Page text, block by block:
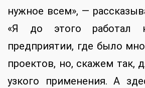
нужное всем», —
«Я до этого работал
предприятии, где было
проектов, но, скажем так,
узкого применения. А